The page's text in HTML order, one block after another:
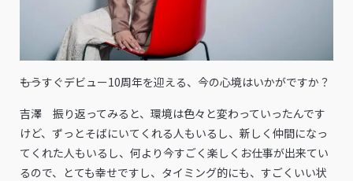
――もうすぐデビュー10周年を迎える、今の心境はいかがですか？
吉澤 振り返ってみると、環境は色々と変わっていったんです
けど、ずっとそばにいてくれる人もいるし、新しく仲間になっ
てくれた人もいるし、何より今すごく楽しくお仕事が出来てい
るので、とても幸せですし、タイミング的にも、すごくいい状